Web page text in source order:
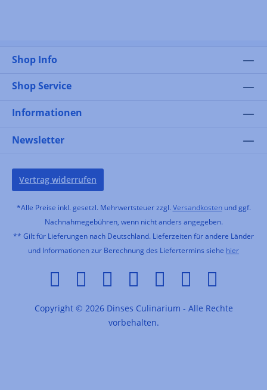
Shop Info
Shop Service
Informationen
Newsletter
Vertrag widerrufen
*Alle Preise inkl. gesetzl. Mehrwertsteuer zzgl. Versandkostenund ggf.
Nachnahmegebühren, wenn nicht anders angegeben.
** Gilt für Lieferungen nach Deutschland. Lieferzeiten für andere Länder
und Informationen zur Berechnung des Liefertermins siehe hier
Copyright © 2026 Dinses Culinarium - Alle Rechte
vorbehalten.